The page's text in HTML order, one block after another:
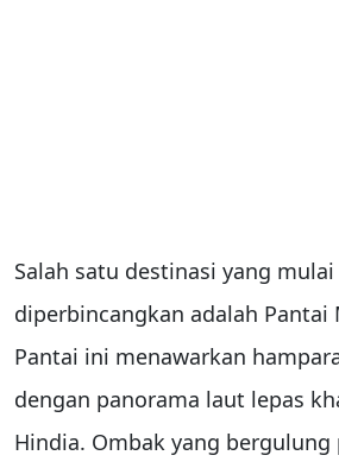
Salah satu destinasi yang
diperbincangkan adalah Pantai
Pantai ini menawarkan
dengan panorama laut lepas
Hindia. Ombak yang